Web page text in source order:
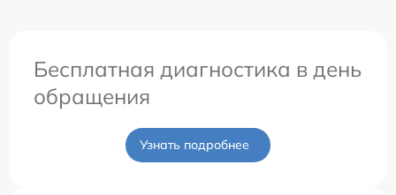
Бесплатная диагностика в день
обращения
Узнать подробнее